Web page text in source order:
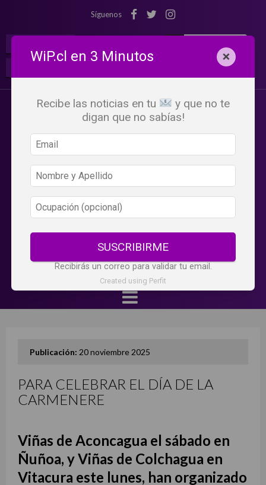
Síguenos
Publicación: 20 noviembre 2025
PARA CELEBRAR EL DÍA DE LA
CARMENERE
Viñas de Aconcagua el sábado en
Ñuñoa, y Viñas de Colchagua en
Vitacura este lunes, han organizado
WiP.cl en 3 Minutos ×
Recibe las noticias en tu
y que no te
digan que no sabías!
SUSCRIBIRME
Recibirás un correo para validar tu email.
Created using Perfit